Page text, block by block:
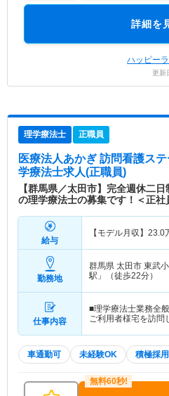
詳細を
ハッピー
更新
理学療法士 正職員
医療法人あかぎ 訪問看護ス
学療法士求人(正職員)
【群馬県／太田市】完全週休二
の理学療法士の募集です！＜正社
給与
【モデル月収】 23.0
勤務地
群馬県 太田市 東武
駅」（徒歩22分）
仕事内容
■理学療法士業務全
ご利用者様宅を訪
車通勤可 未経験OK 積極採